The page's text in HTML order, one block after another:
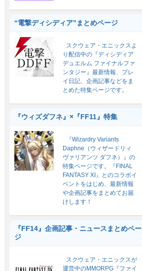
“電撃ディシディア”まとめページ
スクウェア・エニックスよ
り配信中の『ディシディア
デュエルム ファイナルファ
ンタジー』最新情報、プレ
イ日記、企画記事などをま
とめた特集ページです。
『ウィズダフネ』×『FF11』特集
『Wizardry Variants
Daphne（ウィザードリィ
ヴァリアンツ ダフネ）』の
特集ページです。『FINAL
FANTASY XI』とのコラボイ
ベントをはじめ、最新情報
や企画記事をまとめてお届
けします！
『FF14』企画記事・ニュースまとめペー
ジ
スクウェア・エニックスが
運営中のMMORPG『ファイ